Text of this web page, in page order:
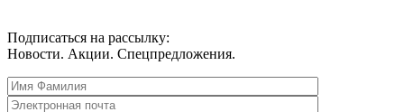
Подписаться на рассылку:
Новости. Акции. Спецпредложения.